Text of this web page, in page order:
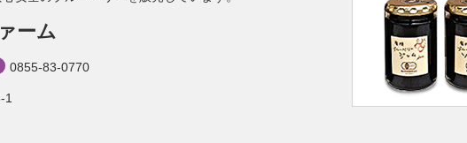
ーム
0855-83-0770
1